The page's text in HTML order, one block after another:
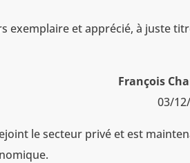
exemplaire et apprécié, à juste
François
03/
le secteur privé et est